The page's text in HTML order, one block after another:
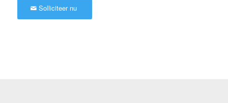
Solliciteer nu